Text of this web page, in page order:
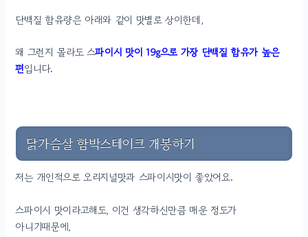
단백질 함유량은 아래와 같이 맛별로 상이한데,
왜 그런지 몰라도 스파이시 맛이 19g으로 가장 단백질 함유가 높은
편입니다.
닭가슴살 함박스테이크 개봉하기
저는 개인적으로 오리지널맛과 스파이시맛이 좋았어요.
스파이시 맛이라고해도, 이건 생각하신만큼 매운 정도가
아니기때문에,